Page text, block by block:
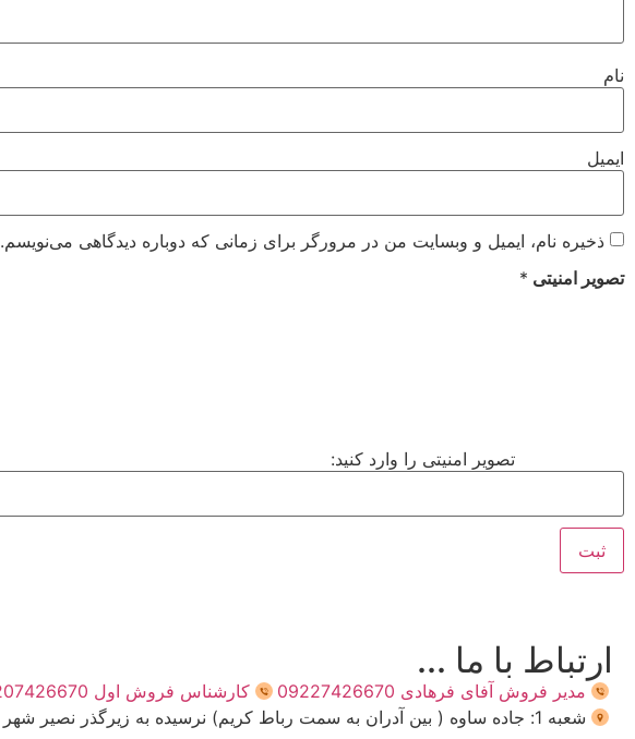
نام
ایمیل
ذخیره نام، ایمیل و وبسایت من در مرورگر برای زمانی که دوباره دیدگاهی می‌نویسم.
تصویر امنیتی *
تصویر امنیتی را وارد کنید:
ارتباط با ما ...
مدیر فروش آفای فرهادی 09227426670 کارشناس فروش اول 09207426670
شعبه 1: جاده ساوه ( بین آدران به سمت رباط کریم) نرسیده به زیرگذر نصیر شهر روبروی پمپ بنزین محمد